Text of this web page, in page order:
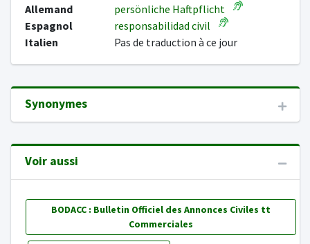
Allemand
persönliche Haftpflicht
Espagnol
responsabilidad civil
Italien
Pas de traduction à ce jour
Synonymes
Voir aussi
BODACC : Bulletin Officiel des Annonces Civiles tt
Commerciales